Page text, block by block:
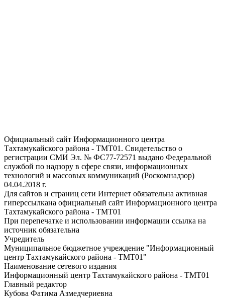
Официальный сайт Информационного центра
Тахтамукайского района - ТМТ01. Свидетельство о
регистрации СМИ Эл. № ФС77-72571 выдано Федеральной
службой по надзору в сфере связи, информационных
технологий и массовых коммуникаций (Роскомнадзор)
04.04.2018 г.
Для сайтов и страниц сети Интернет обязательна активная
гиперссылкана официальный сайт Информационного центра
Тахтамукайского района - ТМТ01
При перепечатке и использовании информации ссылка на
источник обязательна
Учредитель
Муниципальное бюджетное учреждение "Информационный
центр Тахтамукайского района - ТМТ01"
Наименование сетевого издания
Информационный центр Тахтамукайского района - ТМТ01
Главный редактор
Кубова Фатима Азмедчериевна